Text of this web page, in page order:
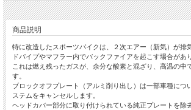
商品説明
特に改造したスポーツバイクは、２次エアー（新気）が排
ドパイプやマフラー内でバックファイアを起こす場合があ
これは燃え残ったガスが、余分な酸素と混ざり、高温の中
す。
ブロックオフプレート（アルミ削り出し）は一部車種につ
ステムをキャンセルします。
ヘッドカバー部分に取り付けられている純正プレートを除